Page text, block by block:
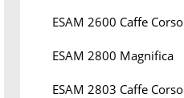
ESAM 2600 Caffe Corso
ESAM 2800 Magnifica
ESAM 2803 Caffe Corso